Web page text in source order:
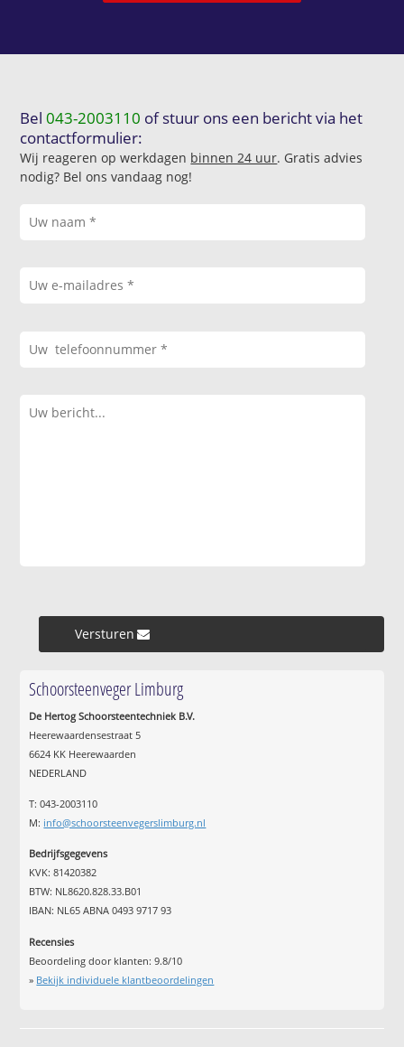
Bel043-2003110 of stuur ons een bericht via het
contactformulier:
Wij reageren op werkdagen binnen 24 uur. Gratis advies
nodig? Bel ons vandaag nog!
Versturen »
Schoorsteenveger Limburg
De Hertog Schoorsteentechniek B.V.
Heerewaardensestraat 5
6624 KK Heerewaarden
NEDERLAND
T: 043-2003110
M: info@schoorsteenvegerslimburg.nl
Bedrijfsgegevens
KVK: 81420382
BTW: NL8620.828.33.B01
IBAN: NL65 ABNA 0493 9717 93
Recensies
Beoordeling door klanten:9.8/10
» Bekijk individuele klantbeoordelingen